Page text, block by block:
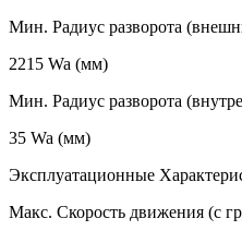
Мин. Радиус разворота
2215 Wa (мм)
Мин. Радиус разворота
35 Wa (мм)
Эксплуатационные
Макс. Скорость движения (с